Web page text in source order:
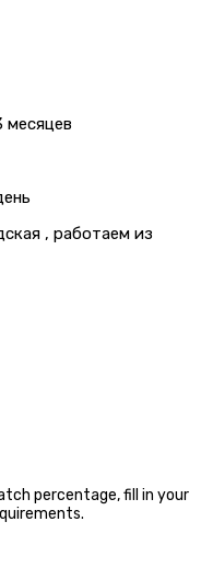
месяцев
, работаем из
percentage, fill in your